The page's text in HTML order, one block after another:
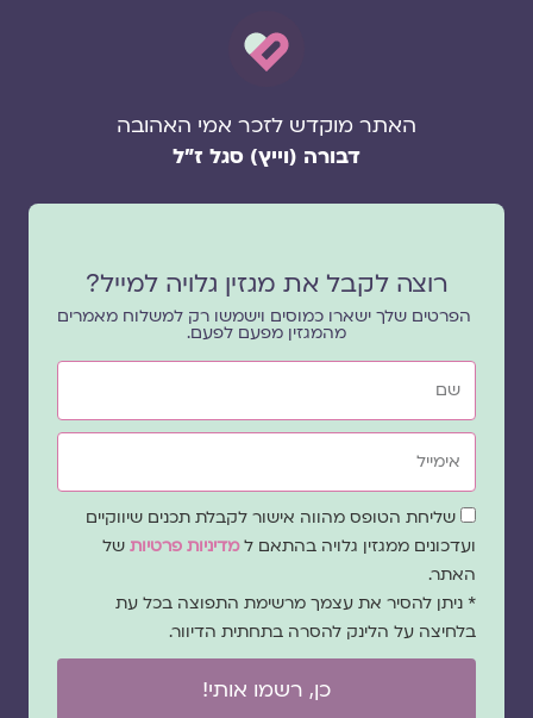
האתר מוקדש לזכר אמי האהובה
דבורה (וייץ) סגל ז"ל
רוצה לקבל את מגזין גלויה למייל?
הפרטים שלך ישארו כמוסים וישמשו רק למשלוח מאמרים
מהמגזין מפעם לפעם.
שם
אימייל
שדהשליחת הטופס מהווה אישור לקבלת תכנים שיווקיים
ועדכונים ממגזין גלויה בהתאם למדיניות פרטיות של
האתר.
* ניתן להסיר את עצמך מרשימת התפוצה בכל עת
בלחיצה על הלינק להסרה בתחתית הדיוור.
כן, רשמו אותי!